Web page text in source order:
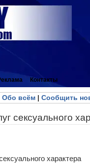
Контакты
Обо всём| Сообщить
сексуального